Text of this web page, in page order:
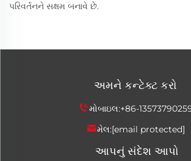
પરિવર્તનને સક્ષમ બનાવે છે.
અમને કન્ટેક્ટ કરો
મોબાઇલ:+86-
મેલ:[email protected]
આપનું સંદેશ આપો